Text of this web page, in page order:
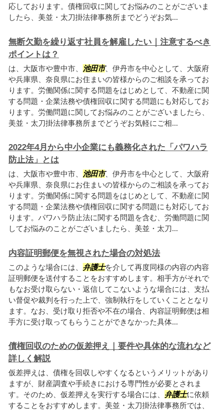
応しております。債権回収に関してお悩みのことがございま
したら、美並・太刀掛法律事務所までどうぞお気...
無断欠勤を繰り返す社員を解雇したい｜注意するべき
ポイントは？
は、大阪市や豊中市、 池田市、伊丹市を中心として、大阪府
や兵庫県、奈良県にお住まいの皆様からのご相談を承ってお
ります。労働関係に関する問題をはじめとして、不動産に関
する問題・企業法務や債権回収に関する問題にも対応してお
ります。労働問題に関してお悩みのことがございましたら、
美並・太刀掛法律事務所までどうぞお気軽にご相...
2022年4月から中小企業にも義務化された「パワハラ
防止法」とは
は、大阪市や豊中市、 池田市、伊丹市を中心として、大阪府
や兵庫県、奈良県にお住まいの皆様からのご相談を承ってお
ります。労働関係に関する問題をはじめとして、不動産に関
する問題・企業法務や債権回収に関する問題にも対応してお
ります。パワハラ防止法に関する問題を含む、労働問題に関
してお悩みのことがございましたら、美並・太刀...
内容証明郵便を無視された場合の対処法
このような場合には、 弁護士を介して再度同様の内容の内容
証明郵便を送付することをおすすめします。相手方がそれで
もなお受け取らない・返信してこないような場合には、支払
い督促や裁判を行った上で、強制執行をしていくこととなり
ます。なお、受け取り拒否や不在の場合、内容証明郵便は相
手方に受け取ってもらうことができなかった具体...
債権回収のための仮差押え｜要件や具体的な流れなど
詳しく解説
仮差押えは、債権を回収しやすくなるというメリットがあり
ますが、財産調査や手続きにおける専門性が必要とされま
す。そのため、仮差押えを実行する場合には、 弁護士に依頼
することをおすすめします。美並・太刀掛法律事務所では、